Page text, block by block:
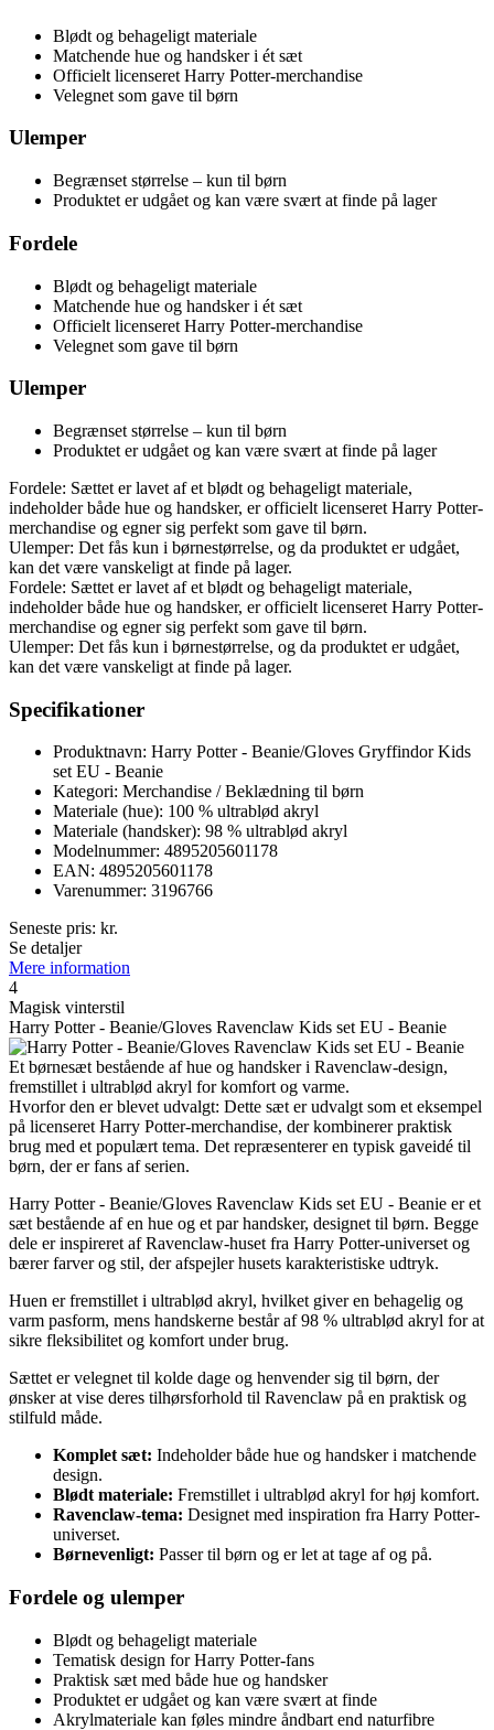
Blødt og behageligt materiale
Matchende hue og handsker i ét sæt
Officielt licenseret Harry Potter-merchandise
Velegnet som gave til børn
Ulemper
Begrænset størrelse – kun til børn
Produktet er udgået og kan være svært at finde på lager
Fordele
Blødt og behageligt materiale
Matchende hue og handsker i ét sæt
Officielt licenseret Harry Potter-merchandise
Velegnet som gave til børn
Ulemper
Begrænset størrelse – kun til børn
Produktet er udgået og kan være svært at finde på lager
Fordele: Sættet er lavet af et blødt og behageligt materiale,
indeholder både hue og handsker, er officielt licenseret Harry Potter-
merchandise og egner sig perfekt som gave til børn.
Ulemper: Det fås kun i børnestørrelse, og da produktet er udgået,
kan det være vanskeligt at finde på lager.
Fordele: Sættet er lavet af et blødt og behageligt materiale,
indeholder både hue og handsker, er officielt licenseret Harry Potter-
merchandise og egner sig perfekt som gave til børn.
Ulemper: Det fås kun i børnestørrelse, og da produktet er udgået,
kan det være vanskeligt at finde på lager.
Specifikationer
Produktnavn: Harry Potter - Beanie/Gloves Gryffindor Kids
set EU - Beanie
Kategori: Merchandise / Beklædning til børn
Materiale (hue): 100 % ultrablød akryl
Materiale (handsker): 98 % ultrablød akryl
Modelnummer: 4895205601178
EAN: 4895205601178
Varenummer: 3196766
Seneste pris: kr.
Se detaljer
Mere information
4
Magisk vinterstil
Harry Potter - Beanie/Gloves Ravenclaw Kids set EU - Beanie
Et børnesæt bestående af hue og handsker i Ravenclaw-design,
fremstillet i ultrablød akryl for komfort og varme.
Hvorfor den er blevet udvalgt: Dette sæt er udvalgt som et eksempel
på licenseret Harry Potter-merchandise, der kombinerer praktisk
brug med et populært tema. Det repræsenterer en typisk gaveidé til
børn, der er fans af serien.
Harry Potter - Beanie/Gloves Ravenclaw Kids set EU - Beanie er et
sæt bestående af en hue og et par handsker, designet til børn. Begge
dele er inspireret af Ravenclaw-huset fra Harry Potter-universet og
bærer farver og stil, der afspejler husets karakteristiske udtryk.
Huen er fremstillet i ultrablød akryl, hvilket giver en behagelig og
varm pasform, mens handskerne består af 98 % ultrablød akryl for at
sikre fleksibilitet og komfort under brug.
Sættet er velegnet til kolde dage og henvender sig til børn, der
ønsker at vise deres tilhørsforhold til Ravenclaw på en praktisk og
stilfuld måde.
Komplet sæt: Indeholder både hue og handsker i matchende
design.
Blødt materiale: Fremstillet i ultrablød akryl for høj komfort.
Ravenclaw-tema: Designet med inspiration fra Harry Potter-
universet.
Børnevenligt: Passer til børn og er let at tage af og på.
Fordele og ulemper
Blødt og behageligt materiale
Tematisk design for Harry Potter-fans
Praktisk sæt med både hue og handsker
Produktet er udgået og kan være svært at finde
Akrylmateriale kan føles mindre åndbart end naturfibre